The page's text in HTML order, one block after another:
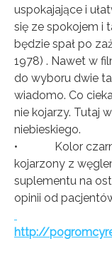
uspokajające i
się ze spokojem i
będzie spał po
1978) . Nawet w
do wyboru dwie
wiadomo. Co
nie kojarzy. Tutaj
niebieskiego.
• Kolor czarny
kojarzony z
suplementu na
opinii od
http://